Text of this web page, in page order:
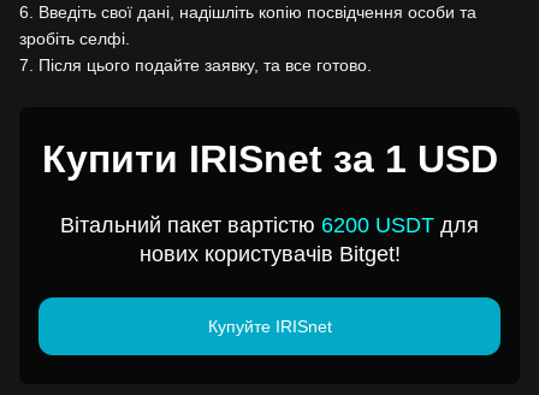
6
Введіть свої дані, надішліть копію посвідчення особи та
зробіть селфі.
7
Після цього подайте заявку, та все готово.
Купити IRISnet за 1 USD
Вітальний пакет вартістю 6200 USDT для
нових користувачів Bitget!
Купуйте IRISnet